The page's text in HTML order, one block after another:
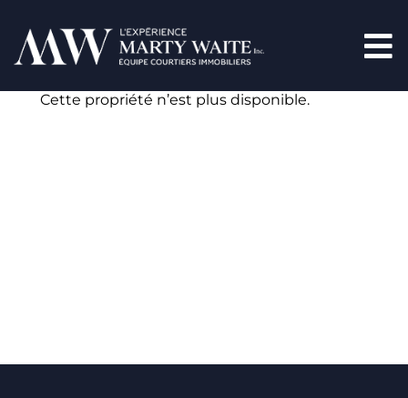
Cette propriété n’est plus disponible.